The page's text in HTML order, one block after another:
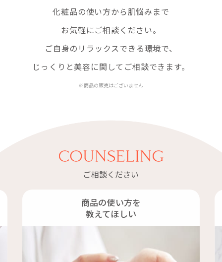
化粧品の使い方から肌悩みまで
お気軽にご相談ください。
ご自身のリラックスできる環境で、
じっくりと美容に関してご相談できます。
※商品の販売はございません
ご相談ください
商品の使い方を
教えてほしい